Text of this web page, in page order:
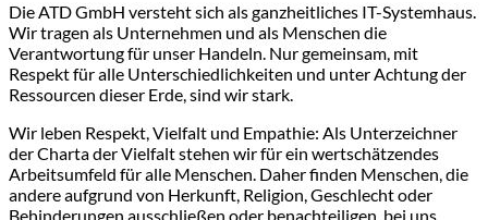
Die ATD GmbH versteht sich als ganzheitliches IT-Systemhaus.
Wir tragen als Unternehmen und als Menschen die
Verantwortung für unser Handeln. Nur gemeinsam, mit
Respekt für alle Unterschiedlichkeiten und unter Achtung der
Ressourcen dieser Erde, sind wir stark.
Wir leben Respekt, Vielfalt und Empathie: Als Unterzeichner
der Charta der Vielfalt stehen wir für ein wertschätzendes
Arbeitsumfeld für alle Menschen. Daher finden Menschen, die
andere aufgrund von Herkunft, Religion, Geschlecht oder
Behinderungen ausschließen oder benachteiligen, bei uns